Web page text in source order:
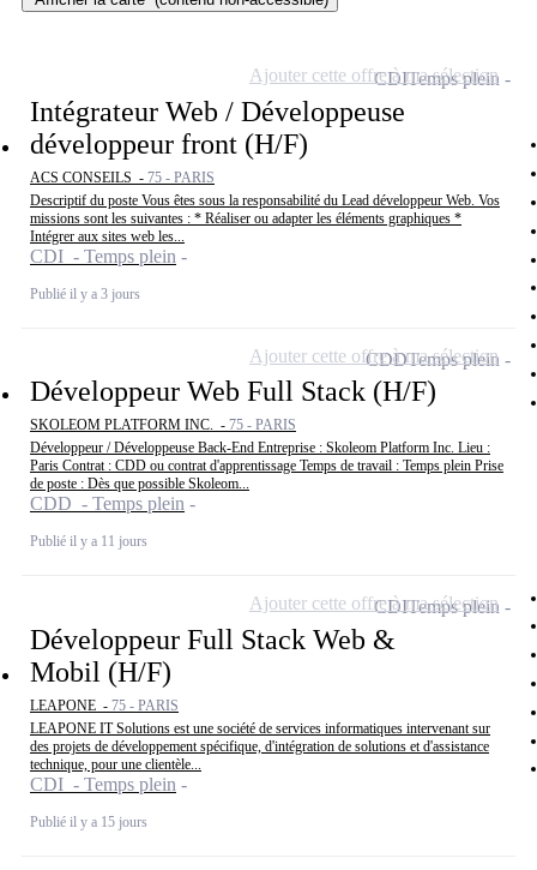
Intégrateur Web / Développeuse
développeur front (H/F)
ACS CONSEILS - 75 - PARIS
Descriptif du poste Vous êtes sous la responsabilité du Lead développeur Web. Vos
missions sont les suivantes : * Réaliser ou adapter les éléments graphiques *
Intégrer aux sites web les...
CDI - Temps plein
Publié il y a 3 jours
CDITemps plein
Ajouter cette offre à ma sélection
Développeur Web Full Stack (H/F)
SKOLEOM PLATFORM INC. - 75 - PARIS
Développeur / Développeuse Back-End Entreprise : Skoleom Platform Inc. Lieu :
Paris Contrat : CDD ou contrat d'apprentissage Temps de travail : Temps plein Prise
de poste : Dès que possible Skoleom...
CDD - Temps plein
Publié il y a 11 jours
CDDTemps plein
Ajouter cette offre à ma sélection
Développeur Full Stack Web &
Mobil (H/F)
LEAPONE - 75 - PARIS
LEAPONE IT Solutions est une société de services informatiques intervenant sur
des projets de développement spécifique, d'intégration de solutions et d'assistance
technique, pour une clientèle...
CDI - Temps plein
Publié il y a 15 jours
CDITemps plein
Ajouter cette offre à ma sélection